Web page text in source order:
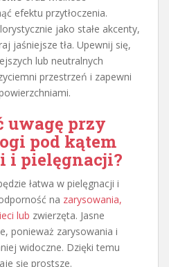
efektu przytłoczenia.
jako stałe akcenty,
jaśniejsze tła. Upewnij się,
lub neutralnych
przestrzeń i zapewni
uwagę przy
pod kątem
i pielęgnacji?
łatwa w pielęgnacji i
na zarysowania,
lub zwierzęta. Jasne
ponieważ zarysowania i
widoczne. Dzięki temu
się prostsze.